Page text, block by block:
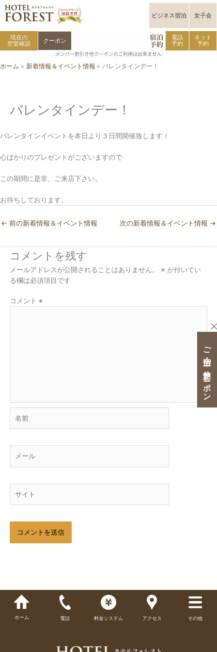
内
容
プ
ビジネス宿泊 女子会
現在の
空室確認
クーポン 宿泊
予約
電話
予約
ネット
予約
メンバー割引き他クーポンのご利用は出来ません
ホーム
新着情報＆イベント情報 バレンタインデー！
バレンタインデー！
バレンタインイベントを本日より３日間開催致します！
心ばかりのプレゼントがございますので
この期間に是非、ご来店下さい。
お待ちしております。
← 前の新着情報＆イベント情報 次の新着情報＆イベント情報 →
コメントを残す
メールアドレスが公開されることはありません。 ※ が付いてい
る欄は必須項目です
コメント ※
ー
ホーム 電話 料金システム アクセス その他
ご宿泊・ご休憩クーポン